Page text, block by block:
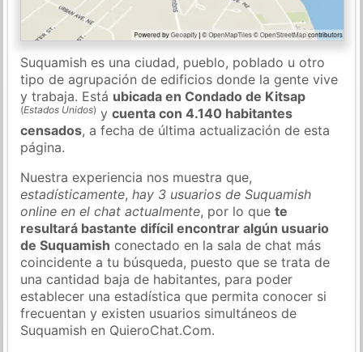
Suquamish es una ciudad, pueblo, poblado u otro
tipo de agrupación de edificios donde la gente vive
y trabaja. Está ubicada en Condado de Kitsap
(Estados Unidos) ycuenta con 4.140 habitantes
censados, a fecha de última actualización de esta
página.
Nuestra experiencia nos muestra que,
estadísticamente,hay 3 usuarios de Suquamish
online en el chat actualmente, por lo quete
resultará bastante difícil encontrar algún usuario
de Suquamish conectado en la sala de chat más
coincidente a tu búsqueda, puesto que se trata de
una cantidad baja de habitantes, para poder
establecer una estadística que permita conocer si
frecuentan y existen usuarios simultáneos de
Suquamish en QuieroChat.Com.